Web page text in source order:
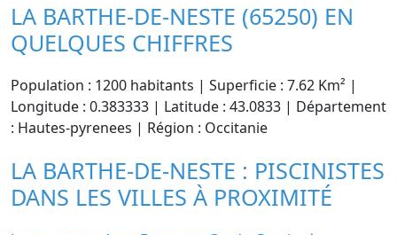
LA BARTHE-DE-NESTE (65250) EN
QUELQUES CHIFFRES
Population : 1200 habitants | Superficie : 7.62 Km² |
Longitude : 0.383333 | Latitude : 43.0833 | Département
: Hautes-pyrenees | Région : Occitanie
LA BARTHE-DE-NESTE : PISCINISTES
DANS LES VILLES À PROXIMITÉ